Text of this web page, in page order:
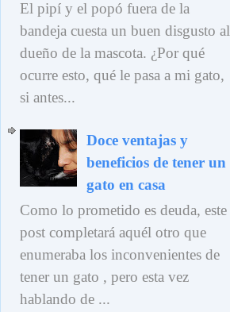
El pipí y el popó fuera de la
bandeja cuesta un buen disgusto al
dueño de la mascota. ¿Por qué
ocurre esto, qué le pasa a mi gato,
si antes...
Doce ventajas y
beneficios de tener un
gato en casa
Como lo prometido es deuda, este
post completará aquél otro que
enumeraba los inconvenientes de
tener un gato , pero esta vez
hablando de ...